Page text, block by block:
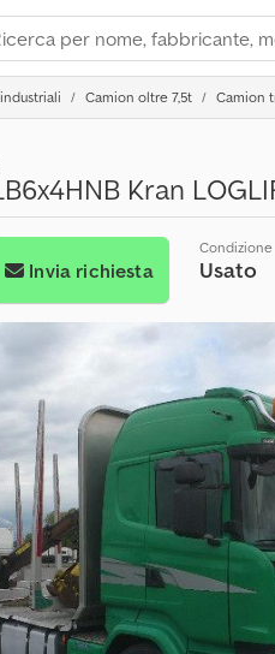
Camion oltre 7,5t Camion
Kran
Invia richiesta
Condizione
Usato